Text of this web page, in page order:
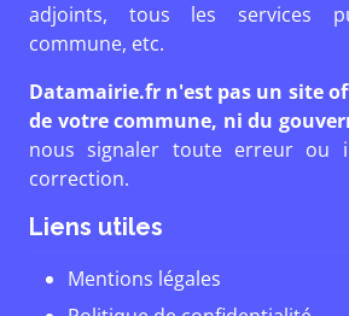
adjoints, tous les services
commune, etc.
Datamairie.fr n'est pas un site
de votre commune, ni du
nous signaler toute erreur ou
correction.
Liens utiles
Mentions légales